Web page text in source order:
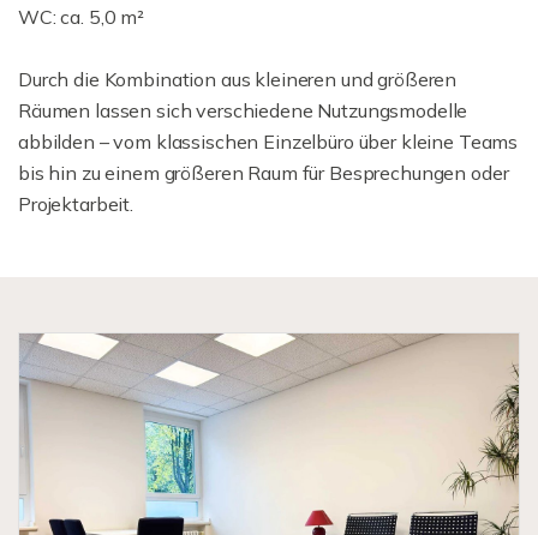
WC: ca. 5,0 m²
Durch die Kombination aus kleineren und größeren
Räumen lassen sich verschiedene Nutzungsmodelle
abbilden – vom klassischen Einzelbüro über kleine Teams
bis hin zu einem größeren Raum für Besprechungen oder
Projektarbeit.